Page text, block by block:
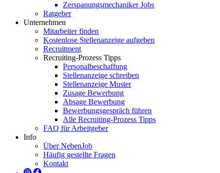
Zerspanungsmechaniker Jobs
Ratgeber
Unternehmen
Mitarbeiter finden
Kostenlose Stellenanzeige aufgeben
Recruitment
Recruiting-Prozess Tipps
Personalbeschaffung
Stellenanzeige schreiben
Stellenanzeige Muster
Zusage Bewerbung
Absage Bewerbung
Bewerbungsgespräch führen
Alle Recruiting-Prozess Tipps
FAQ für Arbeitgeber
Info
Über NebenJob
Häufig gestellte Fragen
Kontakt